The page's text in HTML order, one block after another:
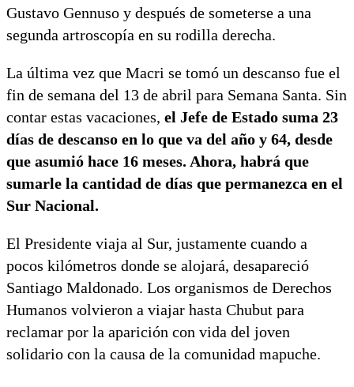
Gustavo Gennuso y después de someterse a una
segunda artroscopía en su rodilla derecha.
La última vez que Macri se tomó un descanso fue el
fin de semana del 13 de abril para Semana Santa. Sin
contar estas vacaciones, el Jefe de Estado suma 23
días de descanso en lo que va del año y 64, desde
que asumió hace 16 meses. Ahora, habrá que
sumarle la cantidad de días que permanezca en el
Sur Nacional.
El Presidente viaja al Sur, justamente cuando a
pocos kilómetros donde se alojará, desapareció
Santiago Maldonado. Los organismos de Derechos
Humanos volvieron a viajar hasta Chubut para
reclamar por la aparición con vida del joven
solidario con la causa de la comunidad mapuche.